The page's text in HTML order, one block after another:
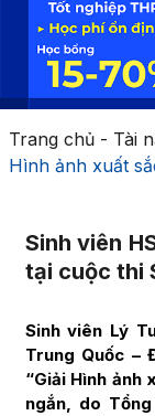
Trang chủ- Tài
Hình ảnh xuất
Sinh viên
tại cuộc thi
Sinh viên Lý
Trung Quốc –
“Giải Hình ảnh
ngắn, do